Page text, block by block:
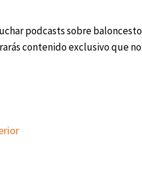
podcasts sobre
contenido exclusivo que